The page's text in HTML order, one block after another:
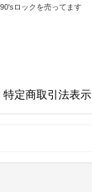
ロックを売ってます
特定商取引法表示